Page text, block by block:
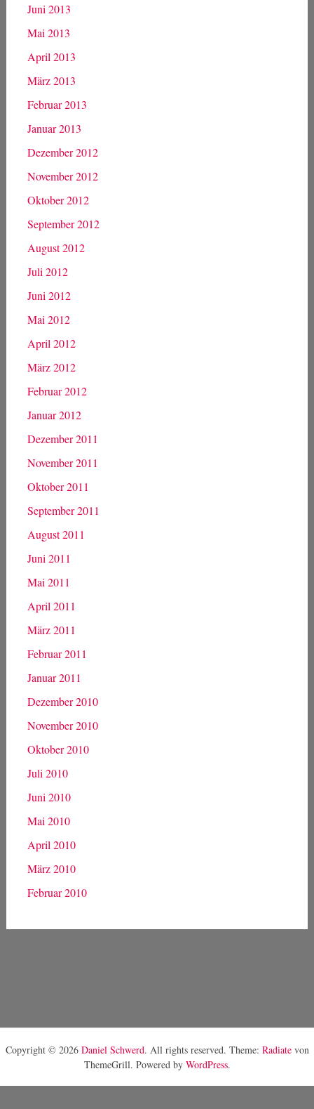
Juni 2013
Mai 2013
April 2013
März 2013
Februar 2013
Januar 2013
Dezember 2012
November 2012
Oktober 2012
September 2012
August 2012
Juli 2012
Juni 2012
Mai 2012
April 2012
März 2012
Februar 2012
Januar 2012
Dezember 2011
November 2011
Oktober 2011
September 2011
August 2011
Juni 2011
Mai 2011
April 2011
März 2011
Februar 2011
Januar 2011
Dezember 2010
November 2010
Oktober 2010
Juli 2010
Juni 2010
Mai 2010
April 2010
März 2010
Februar 2010
Copyright © 2026 Daniel Schwerd. All rights reserved. Theme: Radiatevon
ThemeGrill. Powered by WordPress.